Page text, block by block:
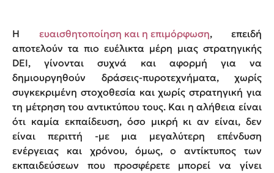
Η ευαισθητοποίηση και η επιμόρφωση, επειδή
αποτελούν τα πιο ευέλικτα μέρη μιας στρατηγικής
DEI, γίνονται συχνά και αφορμή για να
δημιουργηθούν δράσεις-πυροτεχνήματα, χωρίς
συγκεκριμένη στοχοθεσία και χωρίς στρατηγική για
τη μέτρηση του αντικτύπου τους. Και η αλήθεια είναι
ότι καμία εκπαίδευση, όσο μικρή κι αν είναι, δεν
είναι περιττή -με μια μεγαλύτερη επένδυση
ενέργειας και χρόνου, όμως, ο αντίκτυπος των
εκπαιδεύσεων που προσφέρετε μπορεί να γίνει